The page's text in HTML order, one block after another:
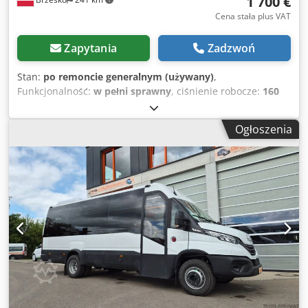
Cena stała plus VAT
Zapytania Zadzwoń
Stan: po remoncie generalnym (używany),
Funkcjonalność: w pełni sprawny, ciśnienie robocze: 160
, napięcie wejściowe:
okres gwarancji:6 miesiące, temperatura:155 °C, MYJKA
GORĄCOWODNA KARCHER HDS 698 CSX Urządzenie
posiada nowy osprzęt, w tym pistolet niemieckiej marki
R+M, lanca ze stali szlachetnej, wąż w oplocie stalowym
oraz dysza power 25° Wbudowany bęben na wąż
ciśnieniowy ułatwia jego zwijanie i przechowywanie
Mosiężna, wytrzymała głowica z nowymi tłokami
ceramicznymi oraz uszczelniaczami gwarantuję długą i
bezawaryjną pracę Bardzo wydajny silnik trójfazowy
zapewnia stabilną pracę nawet przy długotrwałym
użytkowaniu Dzięki parametrom pracy 160bar oraz 650l/h
maszyna może być skutecznie użytkowana do ciężkich prac
w budownictwie, przemyśle logistyce oraz rolnictwie Każde
Ogłoszenia